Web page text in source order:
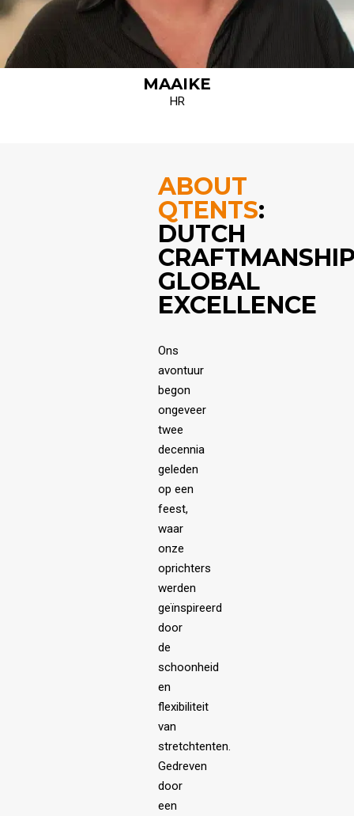
MAAIKE
HR
ABOUT
QTENTS:
DUTCH
GLOBAL
EXCELLENCE
Ons
avontuur
begon
ongeveer
twee
decennia
geleden
op een
feest,
waar
onze
oprichters
werden
geïnspireerd
door
de
schoonheid
en
flexibiliteit
van
stretchtenten.
Gedreven
door
een